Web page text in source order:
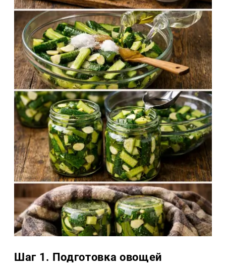
Шаг 1. Подготовка овощей